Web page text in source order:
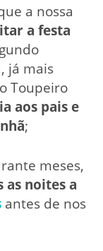
a nossa
a festa
já mais
Toupeiro
aos pais e
;
meses,
as noites a
antes de nos